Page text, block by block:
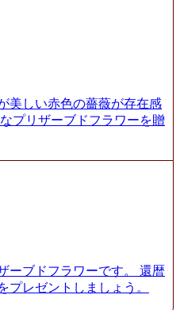
美しい赤色の薔薇が存在感
プリザーブドフラワーを贈
ーブドフラワーです。 還暦
プレゼントしましょう。